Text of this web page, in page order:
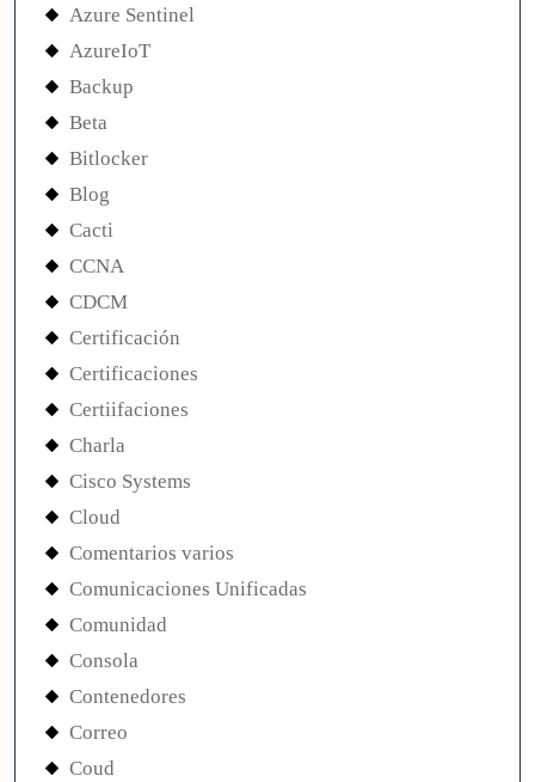
Azure Sentinel
AzureIoT
Backup
Beta
Bitlocker
Blog
Cacti
CCNA
CDCM
Certificación
Certificaciones
Certiifaciones
Charla
Cisco Systems
Cloud
Comentarios varios
Comunicaciones Unificadas
Comunidad
Consola
Contenedores
Correo
Coud